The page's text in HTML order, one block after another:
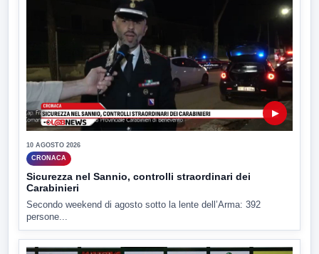
▶
10 AGOSTO 2026
CRONACA
Sicurezza nel Sannio, controlli straordinari dei
Carabinieri
Secondo weekend di agosto sotto la lente dell’Arma: 392
persone...